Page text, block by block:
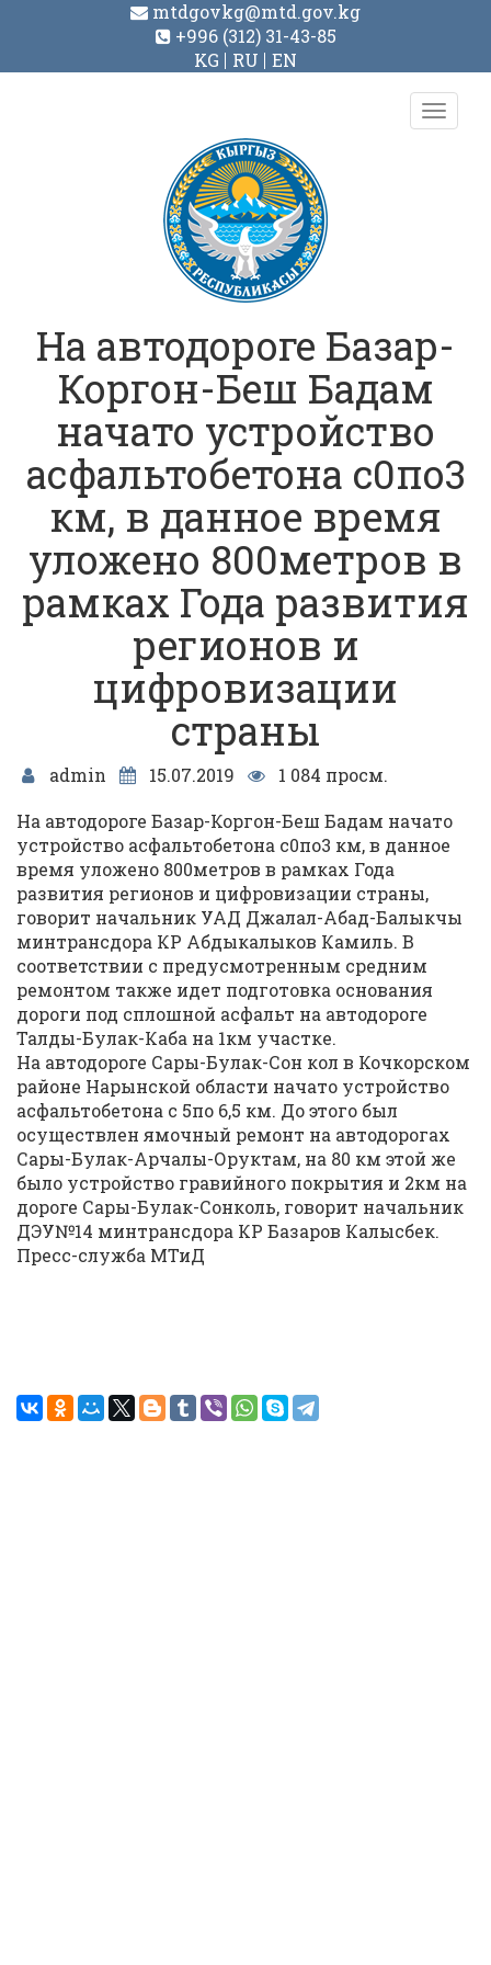
mtdgovkg@mtd.gov.kg
+996 (312) 31-43-85
KG
RU EN
Toggle
На автодороге Базар-
Коргон-Беш Бадам
начато устройство
асфальтобетона с0по3
км, в данное время
уложено 800метров в
рамках Года развития
регионов и
цифровизации
страны
admin 15.07.2019
1 084 просм.
На автодороге Базар-Коргон-Беш Бадам начато
устройство асфальтобетона с0по3 км, в данное
время уложено 800метров в рамках Года
развития регионов и цифровизации страны,
говорит начальник УАД Джалал-Абад-Балыкчы
минтрансдора КР Абдыкалыков Камиль. В
соответствии с предусмотренным средним
ремонтом также идет подготовка основания
дороги под сплошной асфальт на автодороге
Талды-Булак-Каба на 1км участке.
На автодороге Сары-Булак-Сон кол в Кочкорском
районе Нарынской области начато устройство
асфальтобетона с 5по 6,5 км. До этого был
осуществлен ямочный ремонт на автодорогах
Сары-Булак-Арчалы-Оруктам, на 80 км этой же
было устройство гравийного покрытия и 2км на
дороге Сары-Булак-Сонколь, говорит начальник
ДЭУ№14 минтрансдора КР Базаров Калысбек.
Пресс-служба МТиД